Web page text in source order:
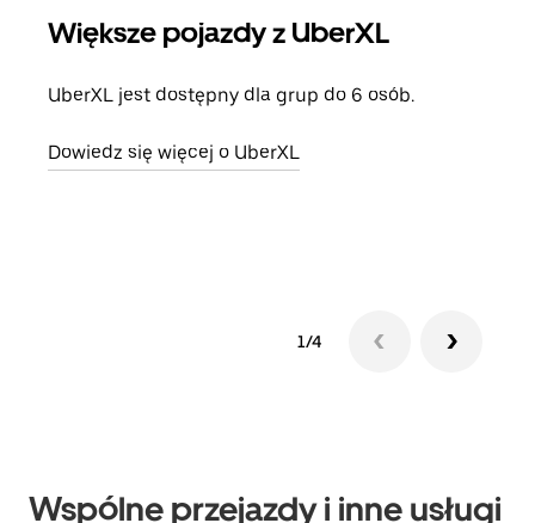
Większe pojazdy z UberXL
UberXL jest dostępny dla grup do 6 osób.
Dowiedz się więcej o UberXL
1/4
Wspólne przejazdy i inne usługi